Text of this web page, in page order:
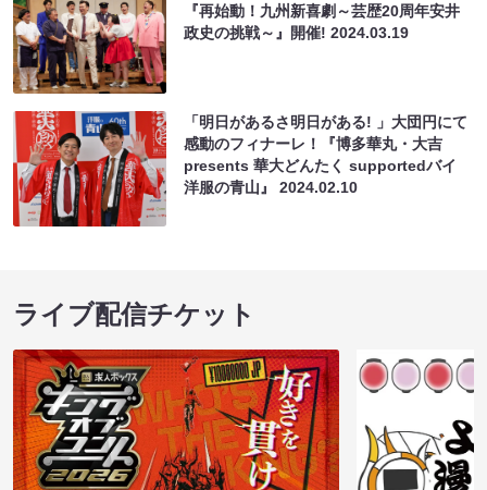
『再始動！九州新喜劇～芸歴20周年安井
政史の挑戦～』開催!2024.03.19
「明日があるさ明日がある! 」大団円にて
感動のフィナーレ！『博多華丸・大吉
presents 華大どんたく supportedバイ
洋服の青山』2024.02.10
ライブ配信チケット